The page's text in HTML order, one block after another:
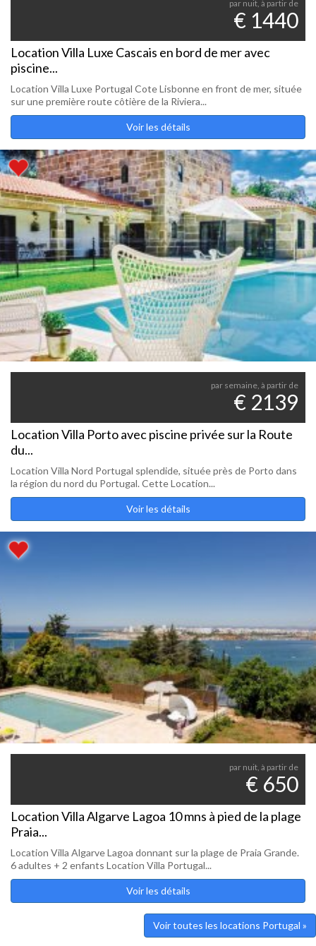
par nuit, à partir de
€ 1440
Location Villa Luxe Cascais en bord de mer avec
piscine...
Location Villa Luxe Portugal Cote Lisbonne en front de mer, située
sur une première route côtière de la Riviera...
Voir les détails
par semaine, à partir de
€ 2139
Location Villa Porto avec piscine privée sur la Route
du...
Location Villa Nord Portugal splendide, située près de Porto dans
la région du nord du Portugal. Cette Location...
Voir les détails
par nuit, à partir de
€ 650
Location Villa Algarve Lagoa 10 mns à pied de la plage
Praia...
Location Villa Algarve Lagoa donnant sur la plage de Praia Grande.
6 adultes + 2 enfants Location Villa Portugal...
Voir les détails
Voir toutes les locations Portugal »